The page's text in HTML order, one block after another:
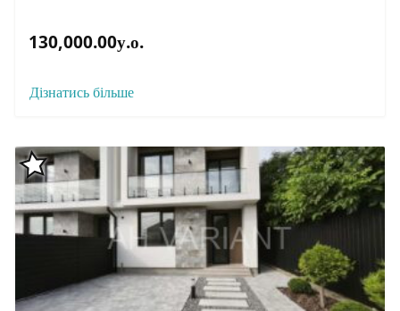
130,000.00у.о.
Дізнатись більше